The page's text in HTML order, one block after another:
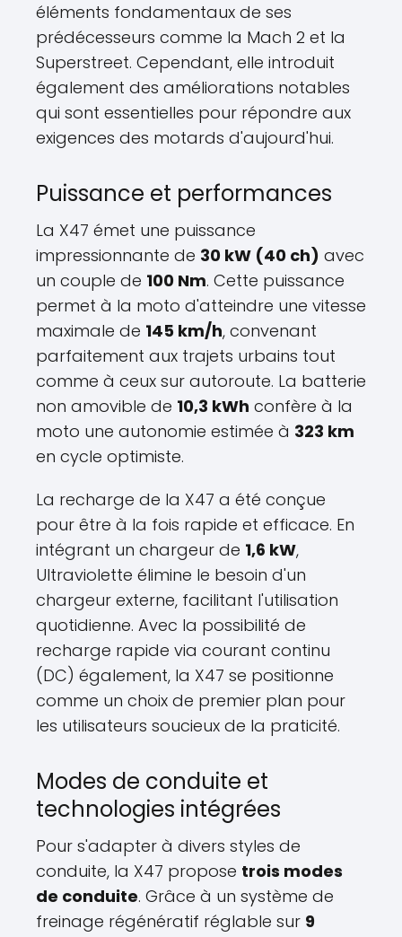
éléments fondamentaux de ses
prédécesseurs comme la Mach 2 et la
Superstreet. Cependant, elle introduit
également des améliorations notables
qui sont essentielles pour répondre aux
exigences des motards d'aujourd'hui.
Puissance et performances
La X47 émet une puissance
impressionnante de 30 kW (40 ch) avec
un couple de 100 Nm. Cette puissance
permet à la moto d'atteindre une vitesse
maximale de 145 km/h, convenant
parfaitement aux trajets urbains tout
comme à ceux sur autoroute. La batterie
non amovible de 10,3 kWh confère à la
moto une autonomie estimée à 323 km
en cycle optimiste.
La recharge de la X47 a été conçue
pour être à la fois rapide et efficace. En
intégrant un chargeur de 1,6 kW,
Ultraviolette élimine le besoin d'un
chargeur externe, facilitant l'utilisation
quotidienne. Avec la possibilité de
recharge rapide via courant continu
(DC) également, la X47 se positionne
comme un choix de premier plan pour
les utilisateurs soucieux de la praticité.
Modes de conduite et
technologies intégrées
Pour s'adapter à divers styles de
conduite, la X47 propose trois modes
de conduite. Grâce à un système de
freinage régénératif réglable sur 9